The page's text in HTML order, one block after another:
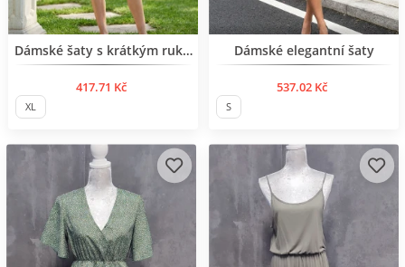
Dámské šaty s krátkým rukávem
417.71 Kč
XL
Dámské elegantní šaty
537.02 Kč
S